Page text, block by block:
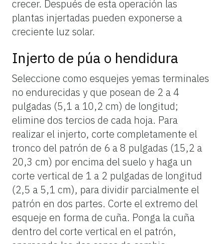
crecer. Después de esta operación las
plantas injertadas pueden exponerse a
creciente luz solar.
Injerto de púa o hendidura
Seleccione como esquejes yemas terminales
no endurecidas y que posean de 2 a 4
pulgadas (5,1 a 10,2 cm) de longitud;
elimine dos tercios de cada hoja. Para
realizar el injerto, corte completamente el
tronco del patrón de 6 a 8 pulgadas (15,2 a
20,3 cm) por encima del suelo y haga un
corte vertical de 1 a 2 pulgadas de longitud
(2,5 a 5,1 cm), para dividir parcialmente el
patrón en dos partes. Corte el extremo del
esqueje en forma de cuña. Ponga la cuña
dentro del corte vertical en el patrón,